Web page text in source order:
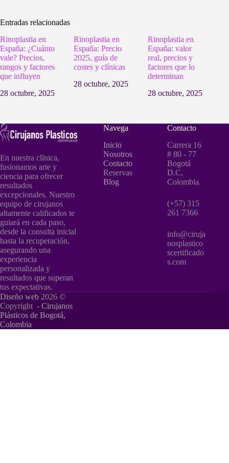
Entradas relacionadas
Rinoplastia en
España: ¿Cuánto
vale? Precios,
rangos y factores
que influyen
28 octubre, 2025
Rinoplastia en
España: Precio
2025, guía de
costes y clínicas
28 octubre, 2025
Rinoplastia en
España: valor
real, precios y
factores que lo
determinan
28 octubre, 2025
En nuestra clínica,
fusionamos arte y
ciencia para ofrecer
resultados
excepcionales. Nuestro
equipo de cirujanos
altamente calificados te
guiará en cada paso,
desde la consulta inicial
hasta la recuperación,
asegurando una
experiencia
personalizada y
resultados que superan
tus expectativas.
Navega
Inicio
Nosotros
Contacto
Reservas
Blog
Contacto
Carrera 16
# 80 - 77
Bogotá
D.C,
Colombia.
(+57) 315
261 7366
info@ciruja
nosplastico
scertificado
s.com
Diseño web 2026 ©
Copyright - Cirujanos
Plásticos de Bogotá,
Colombia